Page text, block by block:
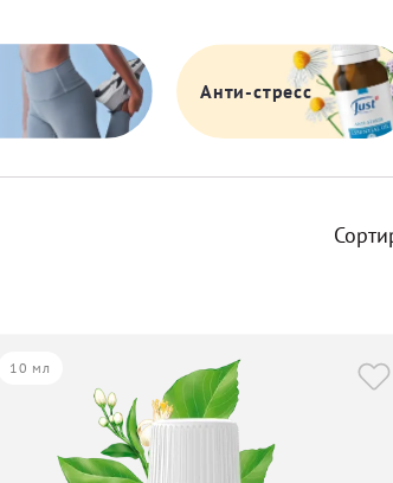
Анти-стресс
10 мл